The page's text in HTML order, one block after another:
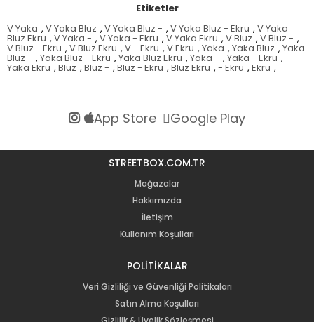
Etiketler
V Yaka , V Yaka Bluz , V Yaka Bluz - , V Yaka Bluz - Ekru , V Yaka
Bluz Ekru , V Yaka - , V Yaka - Ekru , V Yaka Ekru , V Bluz , V Bluz - ,
V Bluz - Ekru , V Bluz Ekru , V - Ekru , V Ekru , Yaka , Yaka Bluz , Yaka
Bluz - , Yaka Bluz - Ekru , Yaka Bluz Ekru , Yaka - , Yaka - Ekru ,
Yaka Ekru , Bluz , Bluz - , Bluz - Ekru , Bluz Ekru , - Ekru , Ekru ,
App Store Google Play
STREETBOX.COM.TR
Mağazalar
Hakkımızda
İletişim
Kullanım Koşulları
POLİTİKALAR
Veri Gizliliği ve Güvenliği Politikaları
Satın Alma Koşulları